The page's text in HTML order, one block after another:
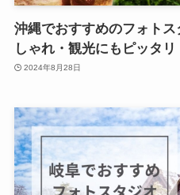
沖縄でおすすめのフォト
しゃれ・観光にもピッタリ
2024年8月28日